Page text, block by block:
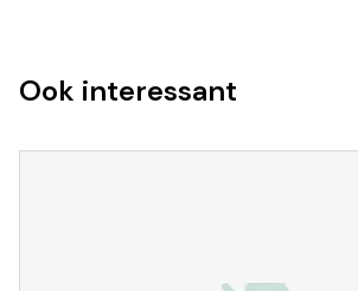
Ook interessant